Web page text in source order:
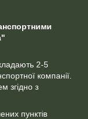
2-5
компанії.
згідно з
пунктів